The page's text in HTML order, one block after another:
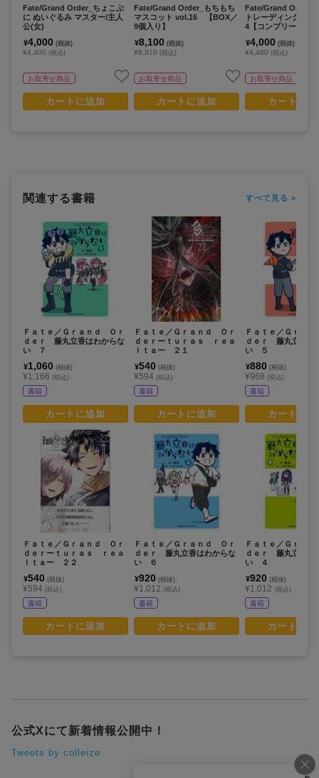
Fate/Grand Order_ちょこぷ
に ぬいぐるみ マスター/主人
公(女)
¥4,000 (税抜)
¥4,400 (税込)
お取寄せ商品
カートに追加
Fate/Grand Order_もちもち
マスコット vol.16 【BOX／
9個入り】
¥8,100 (税抜)
¥8,910 (税込)
お取寄せ商品
カートに追加
Fate/Grand Order_
トレーディング缶バ
4【コンプリート
¥4,000 (税抜)
¥4,400 (税込)
お取寄せ商品
カートに
関連する書籍 すべて見る >
Ｆａｔｅ／Ｇｒａｎｄ Ｏｒ
ｄｅｒ 藤丸立香はわからな
い ７
¥1,060 (税抜)
¥1,166 (税込)
書籍
カートに追加
Ｆａｔｅ／Ｇｒａｎｄ Ｏｒ
ｄｅｒーｔｕｒａｓ ｒｅａ
ｌｔａー ２２
¥540 (税抜)
¥594 (税込)
書籍
カートに追加
Ｆａｔｅ／Ｇｒａｎｄ Ｏｒ
ｄｅｒーｔｕｒａｓ ｒｅａ
ｌｔａー ２１
¥540 (税抜)
¥594 (税込)
書籍
カートに追加
Ｆａｔｅ／Ｇｒａｎｄ Ｏｒ
ｄｅｒ 藤丸立香はわからな
い ６
¥920 (税抜)
¥1,012 (税込)
書籍
カートに追加
Ｆａｔｅ／Ｇｒａ
ｄｅｒ 藤丸立香は
い ５
¥880 (税抜)
¥968 (税込)
書籍
カートに
Ｆａｔｅ／Ｇｒａ
ｄｅｒ 藤丸立香は
い ４
¥920 (税抜)
¥1,012 (税込)
書籍
カートに
公式Xにて新着情報公開中！
Tweets by colleize